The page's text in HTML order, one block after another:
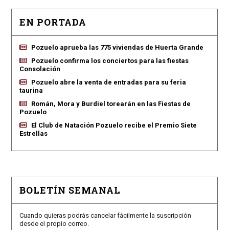
EN PORTADA
Pozuelo aprueba las 775 viviendas de Huerta Grande
Pozuelo confirma los conciertos para las fiestas
Consolación
Pozuelo abre la venta de entradas para su feria
taurina
Román, Mora y Burdiel torearán en las Fiestas de
Pozuelo
El Club de Natación Pozuelo recibe el Premio Siete
Estrellas
BOLETÍN SEMANAL
Cuando quieras podrás cancelar fácilmente la suscripción
desde el propio correo.